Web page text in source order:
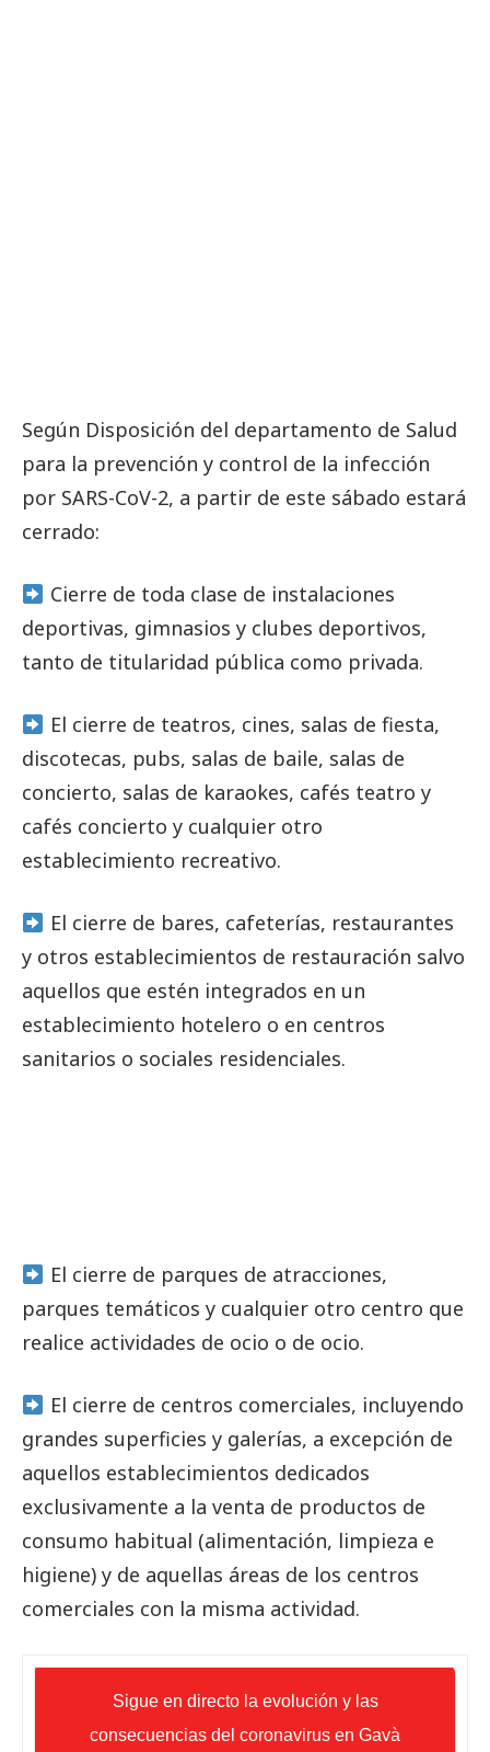
Según Disposición del departamento de Salud
para la prevención y control de la infección
por SARS-CoV-2, a partir de este sábado estará
cerrado:
Cierre de toda clase de instalaciones
deportivas, gimnasios y clubes deportivos,
tanto de titularidad pública como privada.
El cierre de teatros, cines, salas de fiesta,
discotecas, pubs, salas de baile, salas de
concierto, salas de karaokes, cafés teatro y
cafés concierto y cualquier otro
establecimiento recreativo.
El cierre de bares, cafeterías, restaurantes
y otros establecimientos de restauración salvo
aquellos que estén integrados en un
establecimiento hotelero o en centros
sanitarios o sociales residenciales.
El cierre de parques de atracciones,
parques temáticos y cualquier otro centro que
realice actividades de ocio o de ocio.
El cierre de centros comerciales, incluyendo
grandes superficies y galerías, a excepción de
aquellos establecimientos dedicados
exclusivamente a la venta de productos de
consumo habitual (alimentación, limpieza e
higiene) y de aquellas áreas de los centros
comerciales con la misma actividad.
Sigue en directo la evolución y las
consecuencias del coronavirus en Gavà